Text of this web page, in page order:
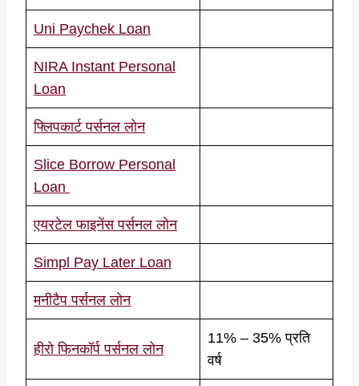
Uni Paychek Loan
NIRA Instant Personal
Loan
फ्लिपकार्ट पर्सनल लोन
Slice Borrow Personal
Loan
एयरटेल फाइनेंस पर्सनल लोन
Simpl Pay Later Loan
मनीटैप पर्सनल लोन
हीरो फिनकॉर्प पर्सनल लोन
11% – 35% प्रति
वर्ष